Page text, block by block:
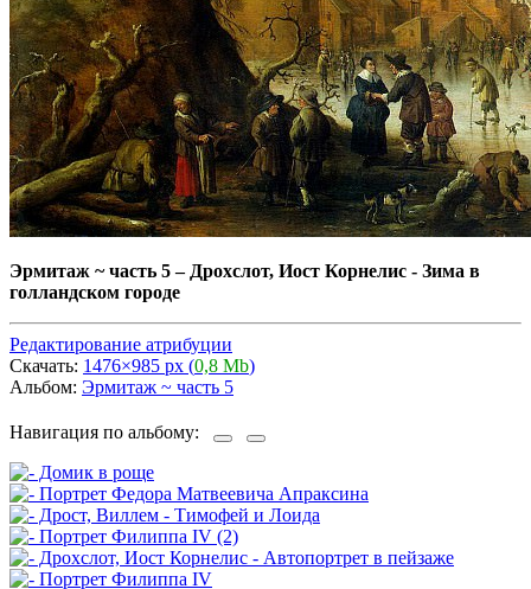
Эрмитаж ~ часть 5– Дрохслот, Иост Корнелис - Зима в
голландском городе
Редактирование атрибуции
Скачать: 1476×985 px (0,8 Mb)
Альбом: Эрмитаж ~ часть 5
Навигация по альбому: